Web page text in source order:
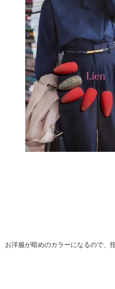
お洋服が暗めのカラーになるので、